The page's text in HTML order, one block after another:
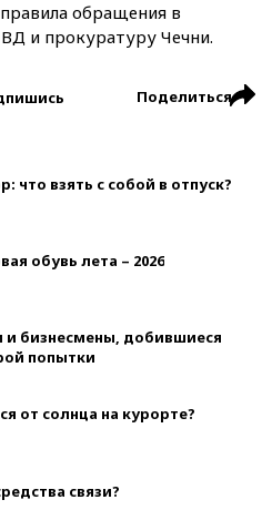
обращения в
и прокуратуру Чечни.
Поделиться
что взять с собой в отпуск?
обувь лета – 2026
и бизнесмены, добившиеся
попытки
от солнца на курорте?
связи?